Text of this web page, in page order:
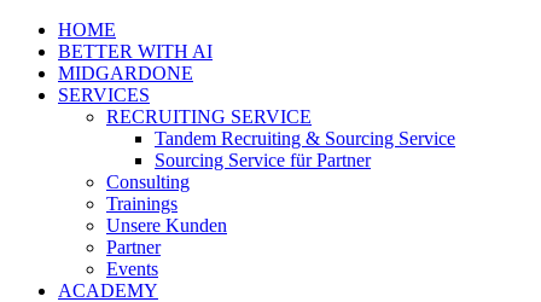
HOME
BETTER WITH AI
MIDGARDONE
SERVICES
RECRUITING SERVICE
Tandem Recruiting & Sourcing Service
Sourcing Service für Partner
Consulting
Trainings
Unsere Kunden
Partner
Events
ACADEMY